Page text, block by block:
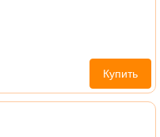
Купить